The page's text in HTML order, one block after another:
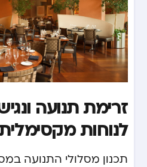
זרימת תנועה
לנוחות
תכנון מסלולי התנועה